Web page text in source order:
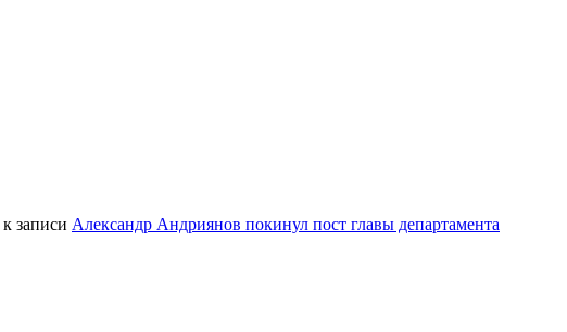
к записи Александр Андриянов покинул пост главы департамента